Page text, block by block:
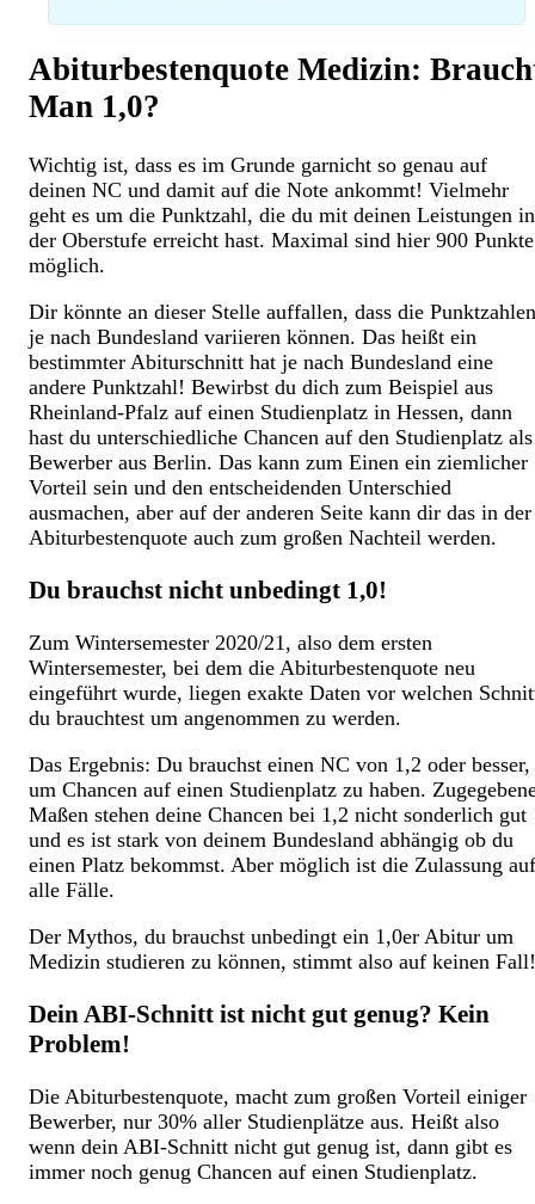
Abiturbestenquote Medizin:
Man 1,0?
Wichtig ist, dass es im Grunde garnicht so genau auf
deinen NC und damit auf die Note ankommt! Vielmehr
geht es um die Punktzahl, die du mit deinen Leistungen in
der Oberstufe erreicht hast. Maximal sind hier 900 Punkte
möglich.
Dir könnte an dieser Stelle auffallen, dass die Punktzahlen
je nach Bundesland variieren können. Das heißt ein
bestimmter Abiturschnitt hat je nach Bundesland eine
andere Punktzahl! Bewirbst du dich zum Beispiel aus
Rheinland-Pfalz auf einen Studienplatz in Hessen, dann
hast du unterschiedliche Chancen auf den Studienplatz als
Bewerber aus Berlin. Das kann zum Einen ein ziemlicher
Vorteil sein und den entscheidenden Unterschied
ausmachen, aber auf der anderen Seite kann dir das in der
Abiturbestenquote auch zum großen Nachteil werden.
Du brauchst nicht unbedingt 1,0!
Zum Wintersemester 2020/21, also dem ersten
Wintersemester, bei dem die Abiturbestenquote neu
eingeführt wurde, liegen exakte Daten vor welchen
du brauchtest um angenommen zu werden.
Das Ergebnis: Du brauchst einen NC von 1,2 oder besser,
um Chancen auf einen Studienplatz zu haben.
Maßen stehen deine Chancen bei 1,2 nicht sonderlich gut
und es ist stark von deinem Bundesland abhängig ob du
einen Platz bekommst. Aber möglich ist die Zulassung auf
alle Fälle.
Der Mythos, du brauchst unbedingt ein 1,0er Abitur um
Medizin studieren zu können, stimmt also auf keinen Fall!
Dein ABI-Schnitt ist nicht gut genug? Kein
Problem!
Die Abiturbestenquote, macht zum großen Vorteil einiger
Bewerber, nur 30% aller Studienplätze aus. Heißt also
wenn dein ABI-Schnitt nicht gut genug ist, dann gibt es
immer noch genug Chancen auf einen Studienplatz.